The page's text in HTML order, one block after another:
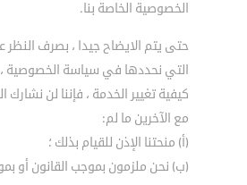
الخصوصية الخاصة بنا.
حتى يتم الايضاح جيدا ، بصرف النظر
التي نحددها في سياسة الخصوصية
كيفية تغيير الخدمة ، فإننا لن
مع الآخرين ما لم:
(أ) منحتنا الإذن للقيام بذلك ؛
(ب) نحن ملزمون بموجب القانون أو